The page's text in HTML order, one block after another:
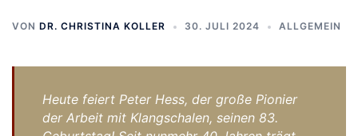
VON DR. CHRISTINA KOLLER 30. JULI 2024 ALLGEMEIN
Heute feiert Peter Hess, der große Pionier
der Arbeit mit Klangschalen, seinen 83.